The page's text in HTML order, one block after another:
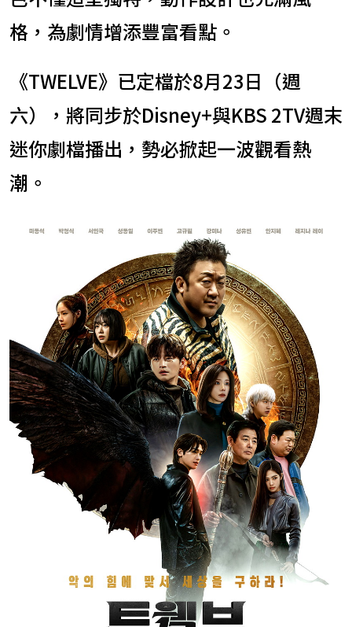
格，為劇情增添豐富看點。
《TWELVE》已定檔於8月23日（週
六），將同步於Disney+與KBS 2TV週末
迷你劇檔播出，勢必掀起一波觀看熱
潮。